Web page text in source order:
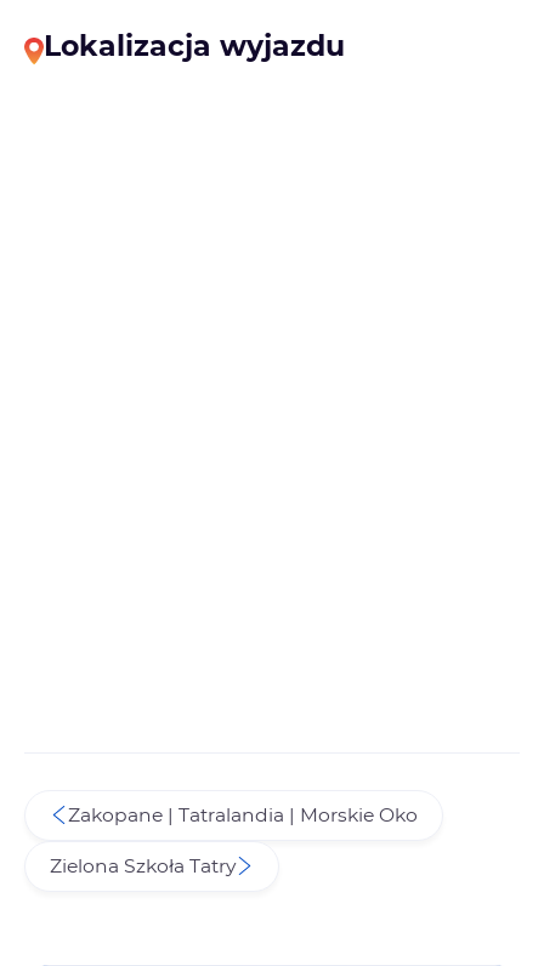
Lokalizacja wyjazdu
Zakopane | Tatralandia | Morskie Oko
Zielona Szkoła Tatry